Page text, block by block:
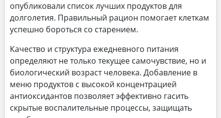
опубликовали список лучших продуктов для
долголетия. Правильный рацион помогает клеткам
успешно бороться со старением.
Качество и структура ежедневного питания
определяют не только текущее самочувствие, но и
биологический возраст человека. Добавление в
меню продуктов с высокой концентрацией
антиоксидантов позволяет эффективно гасить
скрытые воспалительные процессы, защищать